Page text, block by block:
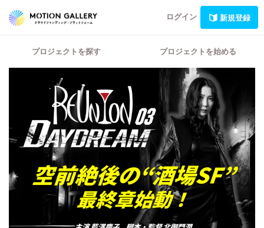
ログイン 新規登録
プロジェクトを探す プロジェクトを始める